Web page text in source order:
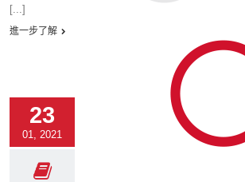
[...]
進一步了解
23
01, 2021